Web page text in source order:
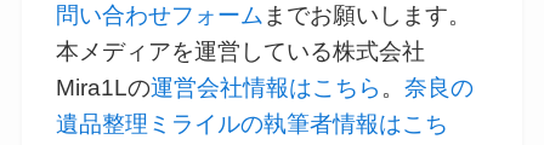
問い合わせフォーム までお願いします。
本メディアを運営している株式会社
Mira1Lの運営会社情報はこちら 。奈良の
遺品整理ミライルの執筆者情報はこち